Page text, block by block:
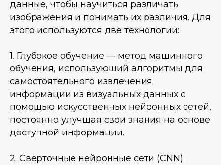
данные, чтобы научиться различать
изображения и понимать их различия. Для
этого используются две технологии:
1. Глубокое обучение — метод машинного
обучения, использующий алгоритмы для
самостоятельного извлечения
информации из визуальных данных с
помощью искусственных нейронных сетей,
постоянно улучшая свои знания на основе
доступной информации.
2. Свёрточные нейронные сети (CNN)